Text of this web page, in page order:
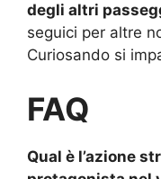
degli altri
seguici per altre
Curiosando si
FAQ
Qual è l’azione